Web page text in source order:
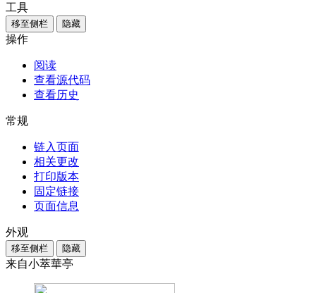
工具
移至侧栏 隐藏
操作
阅读
查看源代码
查看历史
常规
链入页面
相关更改
打印版本
固定链接
页面信息
外观
移至侧栏 隐藏
来自小萃華亭